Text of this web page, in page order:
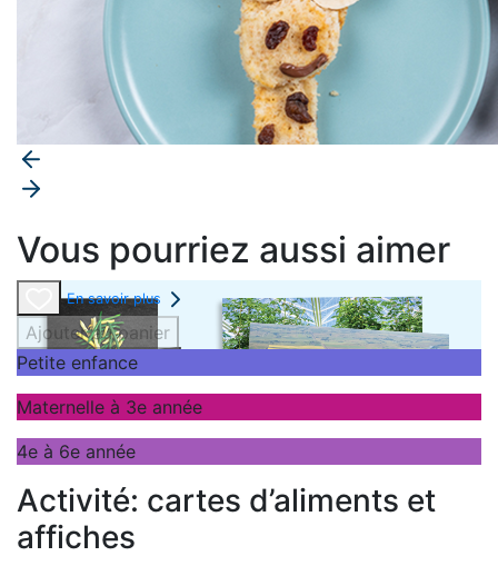
Vous pourriez aussi aimer
En savoir plus
Ajouter au panier
Petite enfance
Maternelle à 3e année
4e à 6e année
Activité: cartes d’aliments et
affiches